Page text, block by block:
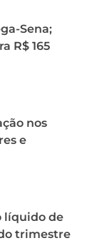
Sena;
R$ 165
nos
e
líquido de
trimestre